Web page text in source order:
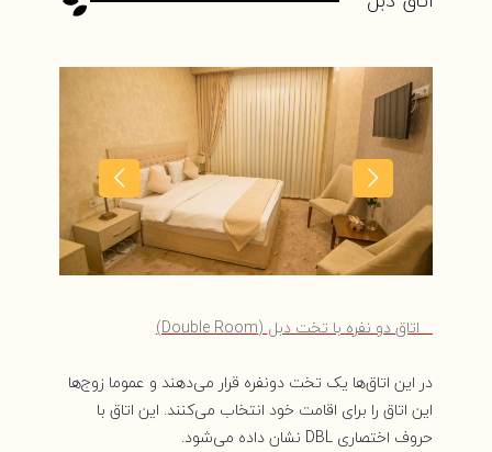
اتاق دو نفره با تخت دبل (Double Room)
در این اتاق‌ها یک تخت دونفره قرار می‌دهند و عموما زوج‌ها
این اتاق را برای اقامت خود انتخاب می‌کنند. این اتاق با
حروف اختصاری DBL نشان داده می‌شود.